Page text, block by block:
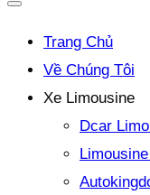
Trang Chủ
Về Chúng Tôi
Xe Limousine
Dcar